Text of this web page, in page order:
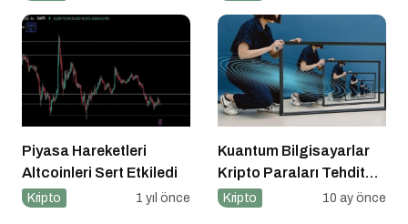
Piyasa Hareketleri
Altcoinleri Sert Etkiledi
Kripto 1 yıl önce
Kuantum Bilgisayarlar
Kripto Paraları Tehdit
Eder mi?
Kripto 10 ay önce